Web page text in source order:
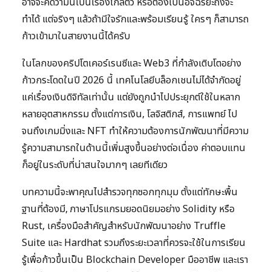
ทำได้ แต่จริงๆ แล้วถ้ามีใจรักและพร้อมเรียนรู้ ใครๆ ก็สามารถ
ก้าวเข้ามาในสายงานนี้ได้ครับ
ในโลกของคริปโตเคอร์เรนซีและ Web3 ที่กำลังเติบโตอย่าง
ก้าวกระโดดในปี 2026 นี้ เทคโนโลยีบล็อกเชนไม่ได้จำกัดอยู่
แค่เรื่องเงินดิจิทัลเท่านั้น แต่ยังถูกนำไปประยุกต์ใช้ในหลาก
หลายอุตสาหกรรม ตั้งแต่การเงิน, โลจิสติกส์, การแพทย์ ไป
จนถึงเกมมิ่งและ NFT ทำให้ความต้องการนักพัฒนาที่มีความ
รู้ความสามารถในด้านนี้เพิ่มสูงขึ้นอย่างต่อเนื่อง ค่าตอบแทน
ก็อยู่ในระดับที่น่าสนใจมากๆ เลยทีเดียว
บทความนี้จะพาคุณไปสำรวจทุกซอกทุกมุม ตั้งแต่ทักษะพื้น
ฐานที่ต้องมี, ภาษาโปรแกรมยอดนิยมอย่าง Solidity หรือ
Rust, เครื่องมือสำคัญสำหรับนักพัฒนาอย่าง Truffle
Suite และ Hardhat รวมถึงระยะเวลาที่ควรจะใช้ในการเรียน
รู้เพื่อก้าวขึ้นเป็น Blockchain Developer มืออาชีพ และเรา